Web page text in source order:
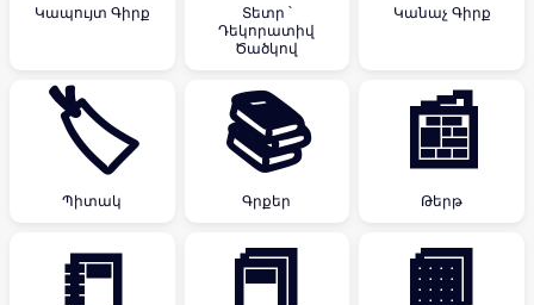
Կապույտ Գիրք
Տետր ՝
Դեկորատիվ
Ծածկով
Կանաչ Գիրք
🏷
Պիտակ
📚
Գրքեր
📰
Թերթ